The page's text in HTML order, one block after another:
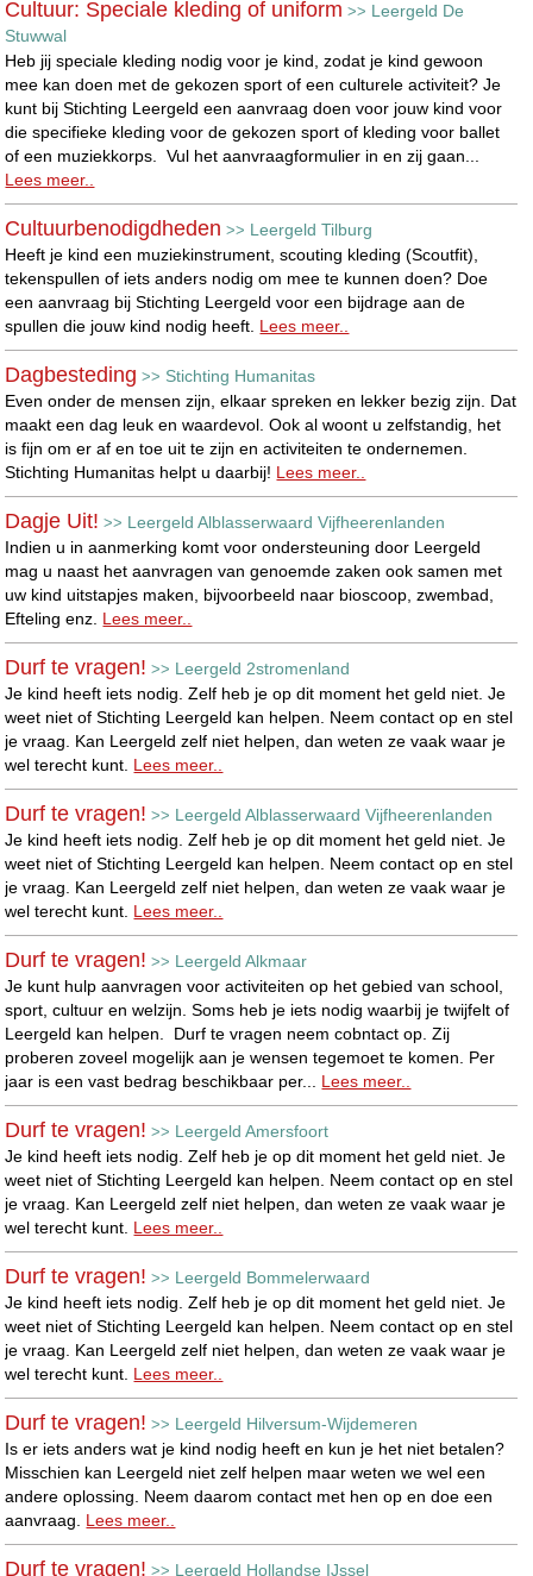
Cultuur: Speciale kleding of uniform >> Leergeld De
Stuwwal
Heb jij speciale kleding nodig voor je kind, zodat je kind gewoon
mee kan doen met de gekozen sport of een culturele activiteit? Je
kunt bij Stichting Leergeld een aanvraag doen voor jouw kind voor
die specifieke kleding voor de gekozen sport of kleding voor ballet
of een muziekkorps. Vul het aanvraagformulier in en zij gaan...
Lees meer..
Cultuurbenodigdheden >> Leergeld Tilburg
Heeft je kind een muziekinstrument, scouting kleding (Scoutfit),
tekenspullen of iets anders nodig om mee te kunnen doen? Doe
een aanvraag bij Stichting Leergeld voor een bijdrage aan de
spullen die jouw kind nodig heeft. Lees meer..
Dagbesteding >> Stichting Humanitas
Even onder de mensen zijn, elkaar spreken en lekker bezig zijn. Dat
maakt een dag leuk en waardevol. Ook al woont u zelfstandig, het
is fijn om er af en toe uit te zijn en activiteiten te ondernemen.
Stichting Humanitas helpt u daarbij! Lees meer..
Dagje Uit! >> Leergeld Alblasserwaard Vijfheerenlanden
Indien u in aanmerking komt voor ondersteuning door Leergeld
mag u naast het aanvragen van genoemde zaken ook samen met
uw kind uitstapjes maken, bijvoorbeeld naar bioscoop, zwembad,
Efteling enz. Lees meer..
Durf te vragen! >> Leergeld 2stromenland
Je kind heeft iets nodig. Zelf heb je op dit moment het geld niet. Je
weet niet of Stichting Leergeld kan helpen. Neem contact op en stel
je vraag. Kan Leergeld zelf niet helpen, dan weten ze vaak waar je
wel terecht kunt. Lees meer..
Durf te vragen! >> Leergeld Alblasserwaard Vijfheerenlanden
Je kind heeft iets nodig. Zelf heb je op dit moment het geld niet. Je
weet niet of Stichting Leergeld kan helpen. Neem contact op en stel
je vraag. Kan Leergeld zelf niet helpen, dan weten ze vaak waar je
wel terecht kunt. Lees meer..
Durf te vragen! >> Leergeld Alkmaar
Je kunt hulp aanvragen voor activiteiten op het gebied van school,
sport, cultuur en welzijn. Soms heb je iets nodig waarbij je twijfelt of
Leergeld kan helpen. Durf te vragen neem cobntact op. Zij
proberen zoveel mogelijk aan je wensen tegemoet te komen. Per
jaar is een vast bedrag beschikbaar per... Lees meer..
Durf te vragen! >> Leergeld Amersfoort
Je kind heeft iets nodig. Zelf heb je op dit moment het geld niet. Je
weet niet of Stichting Leergeld kan helpen. Neem contact op en stel
je vraag. Kan Leergeld zelf niet helpen, dan weten ze vaak waar je
wel terecht kunt. Lees meer..
Durf te vragen! >> Leergeld Bommelerwaard
Je kind heeft iets nodig. Zelf heb je op dit moment het geld niet. Je
weet niet of Stichting Leergeld kan helpen. Neem contact op en stel
je vraag. Kan Leergeld zelf niet helpen, dan weten ze vaak waar je
wel terecht kunt. Lees meer..
Durf te vragen! >> Leergeld Hilversum-Wijdemeren
Is er iets anders wat je kind nodig heeft en kun je het niet betalen?
Misschien kan Leergeld niet zelf helpen maar weten we wel een
andere oplossing. Neem daarom contact met hen op en doe een
aanvraag. Lees meer..
Durf te vragen! >> Leergeld Hollandse IJssel